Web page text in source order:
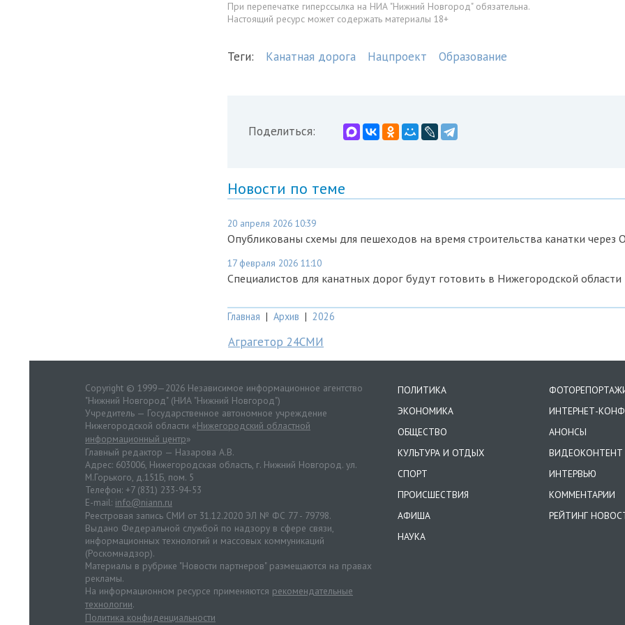
При перепечатке гиперссылка на НИА "Нижний Новгород" обязательна.
Настоящий ресурс может содержать материалы 18+
Теги: Канатная дорога Нацпроект Образование
Поделиться:
Новости по теме
20 апреля 2026 10:39
Опубликованы схемы для пешеходов на время строительства канатки через
17 февраля 2026 11:10
Специалистов для канатных дорог будут готовить в Нижегородской области
Главная | Архив | 2026
Аграгетор 24СМИ
Copyright © 1999—2026 Независимое информационное агентство
"Нижний Новгород" (НИА "Нижний Новгород")
Учредитель — Государственное автономное учреждение
Нижегородской области «Нижегородский областной
информационный центр»
Главный редактор — Назарова А.В.
Адрес: 603006, Нижегородская область, г. Нижний Новгород. ул.
М.Горького, д.151Б, пом. 5
Телефон: +7 (831) 233-94-53
E-mail: info@niann.ru
Реестровая запись СМИ от 31.12.2020 ЭЛ № ФС 77 - 79798.
Выдано Федеральной службой по надзору в сфере связи,
информационных технологий и массовых коммуникаций
(Роскомнадзор).
Материалы в рубрике "Новости партнеров" размещаются на правах
рекламы.
На информационном ресурсе применяются рекомендательные
технологии.
Политика конфиденциальности
ПОЛИТИКА
ЭКОНОМИКА
ОБЩЕСТВО
КУЛЬТУРА И ОТДЫХ
СПОРТ
ПРОИСШЕСТВИЯ
АФИША
НАУКА
ИНТЕРНЕТ-
АНОНСЫ
ВИДЕОКОНТЕНТ
ИНТЕРВЬЮ
КОММЕНТАРИИ
РЕЙТИНГ